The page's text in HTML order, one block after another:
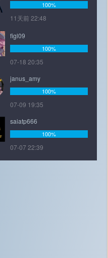
100%
11天前 22:48
figl09
100%
07-18 20:35
janus_amy
100%
07-09 19:35
saiatp666
100%
07-07 22:39